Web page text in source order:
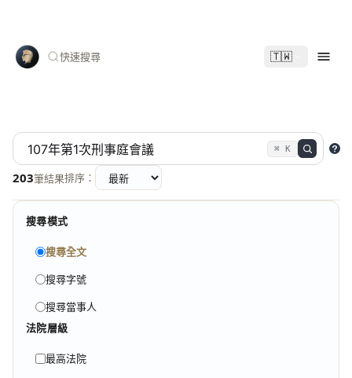
快速搜尋 🇹🇼
⌘ K
203筆結果排序：
搜尋模式
搜尋全文
搜尋字號
搜尋當事人
法院層級
最高法院